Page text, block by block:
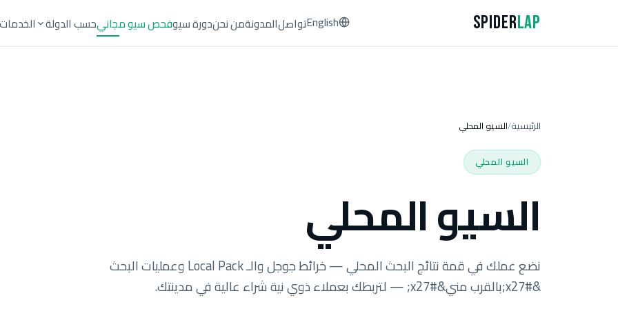
SpiderLap الخدمات حسب الدولةفحص سيو مجانيدورة سيومن نحنالمدونةتواصلEnglish
الرئيسية/السيو المحلي
السيو المحلي
السيو المحلي
نضع عملك في قمة نتائج البحث المحلي — خرائط جوجل والـ Local Pack وعمليات البحث
&#x27;بالقرب مني&#x27; — لتربطك بعملاء ذوي نية شراء عالية في مدينتك.